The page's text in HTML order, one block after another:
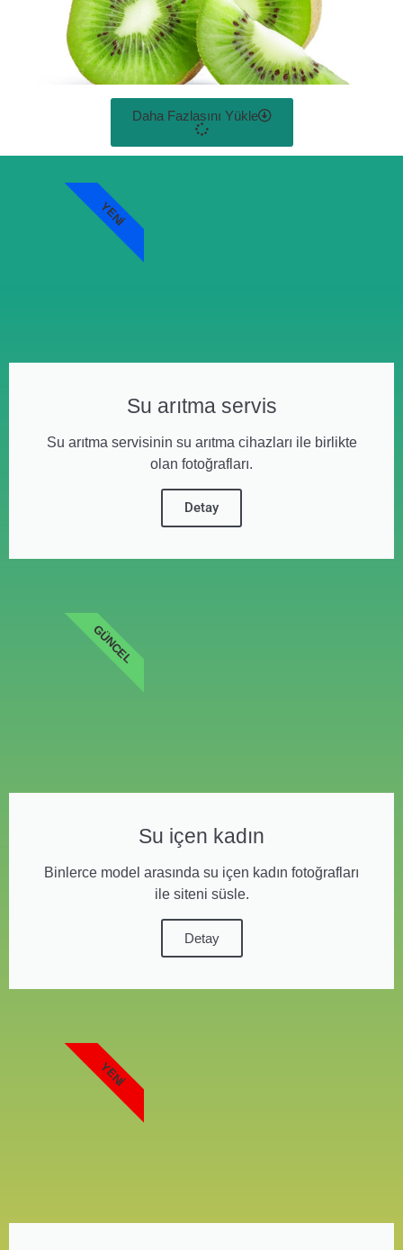
Daha Fazlasını Yükle
Su arıtma servis
Su arıtma servisinin su arıtma cihazları ile birlikte
olan fotoğrafları.
Detay
YENI
Su içen kadın
Binlerce model arasında su içen kadın fotoğrafları
ile siteni süsle.
Detay
GÜNCEL
YENI